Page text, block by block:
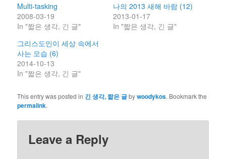
Multi-tasking
2008-03-19
In "짧은 생각, 긴 글"
나의 2013 새해 바람 (12)
2013-01-17
In "짧은 생각, 긴 글"
그리스도인이 세상 속에서
사는 모습 (6)
2014-10-13
In "짧은 생각, 긴 글"
This entry was posted in 긴 생각, 짧은 글bywoodykos. Bookmark the
permalink.
Leave a Reply